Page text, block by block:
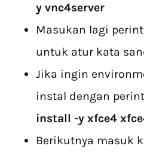
y vnc4server
Masukan lagi
untuk atur kata
Jika ingin
instal dengan
install -y xfce4
Berikutnya masuk